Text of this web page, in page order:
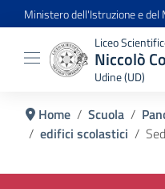
Ministero dell'Istruzione e del
Liceo
Niccolò
Udine (UD)
Home Scuola
edifici scolastici